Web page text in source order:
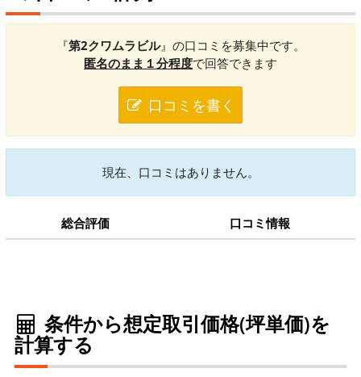
『第2クワムラビル』の口コミを募集中です。
匿名のまま１分程度で回答できます
口コミを書く
現在、口コミはありません。
総合評価 口コミ情報
条件から想定取引価格(坪単価)を
計算する